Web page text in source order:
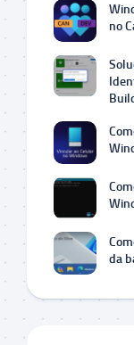
no
da